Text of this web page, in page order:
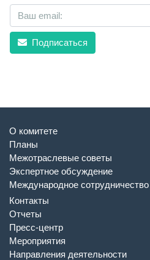
Подписаться
О комитете
Планы
Межотраслевые советы
Экспертное обсуждение
Международное сотрудничество
Контакты
Отчеты
Пресс-центр
Мероприятия
Направления деятельности